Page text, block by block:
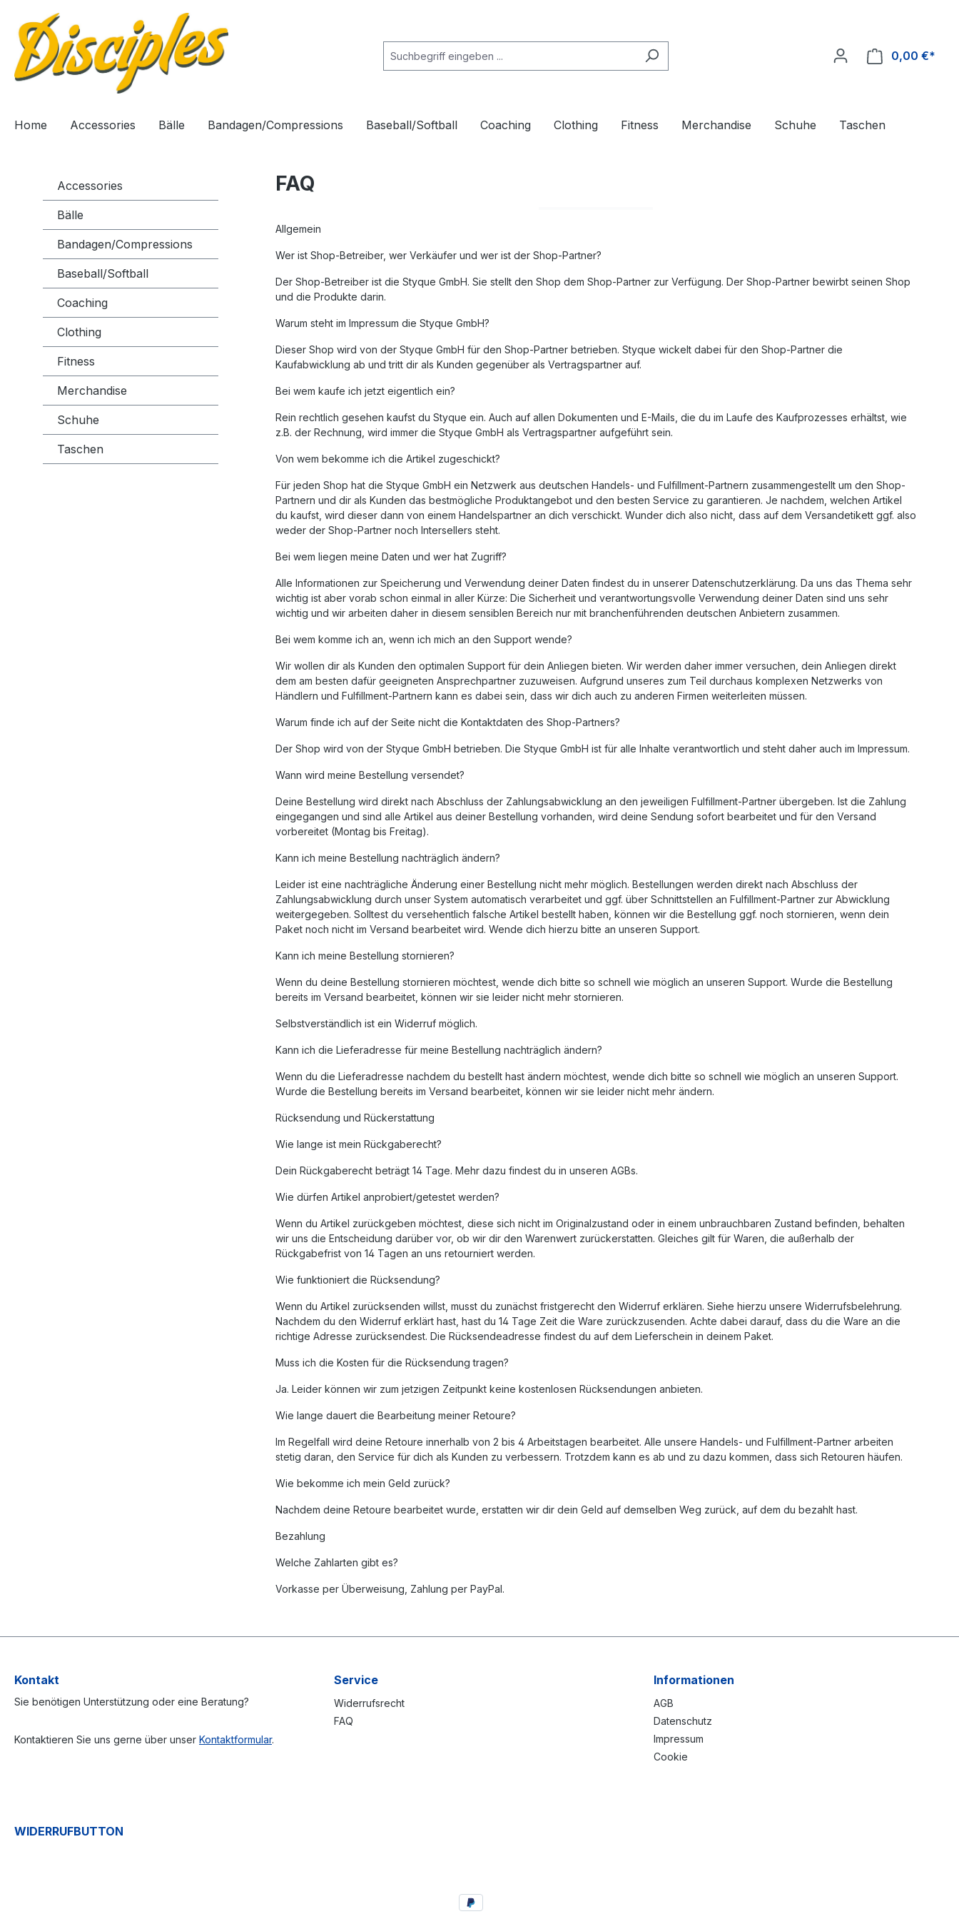
Zur Hauptnavigation springen
0,00 €*
Home Accessories Bälle Bandagen/Compressions Baseball/Softball Coaching Clothing Fitness Merchandise Schuhe Taschen
Accessories
Bälle
Bandagen/Compressions
Baseball/Softball
Coaching
Clothing
Fitness
Merchandise
Schuhe
Taschen
FAQ
Allgemein
Wer ist Shop-Betreiber, wer Verkäufer und wer ist der Shop-Partner?
Der Shop-Betreiber ist die Styque GmbH. Sie stellt den Shop dem Shop-Partner zur Verfügung. Der Shop-Partner bewirbt seinen Shop
und die Produkte darin.
Warum steht im Impressum die Styque GmbH?
Dieser Shop wird von der Styque GmbH für den Shop-Partner betrieben. Styque wickelt dabei für den Shop-Partner die
Kaufabwicklung ab und tritt dir als Kunden gegenüber als Vertragspartner auf.
Bei wem kaufe ich jetzt eigentlich ein?
Rein rechtlich gesehen kaufst du Styque ein. Auch auf allen Dokumenten und E-Mails, die du im Laufe des Kaufprozesses erhältst, wie
z.B. der Rechnung, wird immer die Styque GmbH als Vertragspartner aufgeführt sein.
Von wem bekomme ich die Artikel zugeschickt?
Für jeden Shop hat die Styque GmbH ein Netzwerk aus deutschen Handels- und Fulfillment-Partnern zusammengestellt um den Shop-
Partnern und dir als Kunden das bestmögliche Produktangebot und den besten Service zu garantieren. Je nachdem, welchen Artikel
du kaufst, wird dieser dann von einem Handelspartner an dich verschickt. Wunder dich also nicht, dass auf dem Versandetikett ggf. also
weder der Shop-Partner noch Intersellers steht.
Bei wem liegen meine Daten und wer hat Zugriff?
Alle Informationen zur Speicherung und Verwendung deiner Daten findest du in unserer Datenschutzerklärung. Da uns das Thema sehr
wichtig ist aber vorab schon einmal in aller Kürze: Die Sicherheit und verantwortungsvolle Verwendung deiner Daten sind uns sehr
wichtig und wir arbeiten daher in diesem sensiblen Bereich nur mit branchenführenden deutschen Anbietern zusammen.
Bei wem komme ich an, wenn ich mich an den Support wende?
Wir wollen dir als Kunden den optimalen Support für dein Anliegen bieten. Wir werden daher immer versuchen, dein Anliegen direkt
dem am besten dafür geeigneten Ansprechpartner zuzuweisen. Aufgrund unseres zum Teil durchaus komplexen Netzwerks von
Händlern und Fulfillment-Partnern kann es dabei sein, dass wir dich auch zu anderen Firmen weiterleiten müssen.
Warum finde ich auf der Seite nicht die Kontaktdaten des Shop-Partners?
Der Shop wird von der Styque GmbH betrieben. Die Styque GmbH ist für alle Inhalte verantwortlich und steht daher auch im Impressum.
Wann wird meine Bestellung versendet?
Deine Bestellung wird direkt nach Abschluss der Zahlungsabwicklung an den jeweiligen Fulfillment-Partner übergeben. Ist die Zahlung
eingegangen und sind alle Artikel aus deiner Bestellung vorhanden, wird deine Sendung sofort bearbeitet und für den Versand
vorbereitet (Montag bis Freitag).
Kann ich meine Bestellung nachträglich ändern?
Leider ist eine nachträgliche Änderung einer Bestellung nicht mehr möglich. Bestellungen werden direkt nach Abschluss der
Zahlungsabwicklung durch unser System automatisch verarbeitet und ggf. über Schnittstellen an Fulfillment-Partner zur Abwicklung
weitergegeben. Solltest du versehentlich falsche Artikel bestellt haben, können wir die Bestellung ggf. noch stornieren, wenn dein
Paket noch nicht im Versand bearbeitet wird. Wende dich hierzu bitte an unseren Support.
Kann ich meine Bestellung stornieren?
Wenn du deine Bestellung stornieren möchtest, wende dich bitte so schnell wie möglich an unseren Support. Wurde die Bestellung
bereits im Versand bearbeitet, können wir sie leider nicht mehr stornieren.
Selbstverständlich ist ein Widerruf möglich.
Kann ich die Lieferadresse für meine Bestellung nachträglich ändern?
Wenn du die Lieferadresse nachdem du bestellt hast ändern möchtest, wende dich bitte so schnell wie möglich an unseren Support.
Wurde die Bestellung bereits im Versand bearbeitet, können wir sie leider nicht mehr ändern.
Rücksendung und Rückerstattung
Wie lange ist mein Rückgaberecht?
Dein Rückgaberecht beträgt 14 Tage. Mehr dazu findest du in unseren AGBs.
Wie dürfen Artikel anprobiert/getestet werden?
Wenn du Artikel zurückgeben möchtest, diese sich nicht im Originalzustand oder in einem unbrauchbaren Zustand befinden, behalten
wir uns die Entscheidung darüber vor, ob wir dir den Warenwert zurückerstatten. Gleiches gilt für Waren, die außerhalb der
Rückgabefrist von 14 Tagen an uns retourniert werden.
Wie funktioniert die Rücksendung?
Wenn du Artikel zurücksenden willst, musst du zunächst fristgerecht den Widerruf erklären. Siehe hierzu unsere Widerrufsbelehrung.
Nachdem du den Widerruf erklärt hast, hast du 14 Tage Zeit die Ware zurückzusenden. Achte dabei darauf, dass du die Ware an die
richtige Adresse zurücksendest. Die Rücksendeadresse findest du auf dem Lieferschein in deinem Paket.
Muss ich die Kosten für die Rücksendung tragen?
Ja. Leider können wir zum jetzigen Zeitpunkt keine kostenlosen Rücksendungen anbieten.
Wie lange dauert die Bearbeitung meiner Retoure?
Im Regelfall wird deine Retoure innerhalb von 2 bis 4 Arbeitstagen bearbeitet. Alle unsere Handels- und Fulfillment-Partner arbeiten
stetig daran, den Service für dich als Kunden zu verbessern. Trotzdem kann es ab und zu dazu kommen, dass sich Retouren häufen.
Wie bekomme ich mein Geld zurück?
Nachdem deine Retoure bearbeitet wurde, erstatten wir dir dein Geld auf demselben Weg zurück, auf dem du bezahlt hast.
Bezahlung
Welche Zahlarten gibt es?
Vorkasse per Überweisung, Zahlung per PayPal.
Kontakt
Sie benötigen Unterstützung oder eine Beratung?
Kontaktieren Sie uns gerne über unser Kontaktformular.
Service
Widerrufsrecht
FAQ
Informationen
AGB
Datenschutz
Impressum
Cookie
WIDERRUFBUTTON